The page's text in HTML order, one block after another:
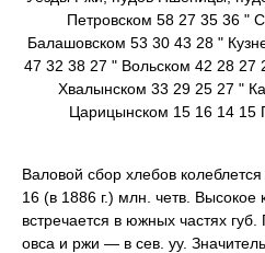
Петровском 58 27 35 36 "
Балашовском 53 30 43 28 "
47 32 38 27 " Вольском 42 28 27
Хвалынском 33 29 25 27 "
Царицынском 15 16 14 15
Валовой сбор хлебов
16 (в 1886 г.) млн. четв. Высокое
встречается в южных частях
овса и ржи — в сев. уу.